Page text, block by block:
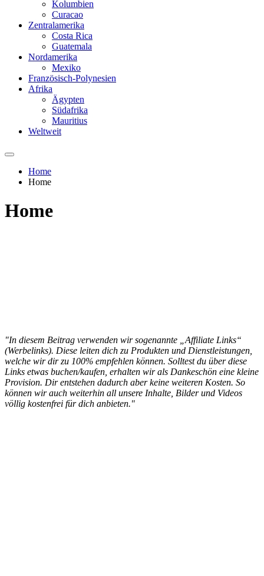
Kolumbien
Curacao
Zentralamerika
Costa Rica
Guatemala
Nordamerika
Mexiko
Französisch-Polynesien
Afrika
Ägypten
Südafrika
Mauritius
Weltweit
Home
Home
Home
"In diesem Beitrag verwenden wir sogenannte „Affiliate Links“
(Werbelinks). Diese leiten dich zu Produkten und Dienstleistungen,
welche wir dir zu 100% empfehlen können. Solltest du über diese
Links etwas buchen/kaufen, erhalten wir als Dankeschön eine kleine
Provision. Dir entstehen dadurch aber keine weiteren Kosten. So
können wir auch weiterhin all unsere Inhalte, Bilder und Videos
völlig kostenfrei für dich anbieten."